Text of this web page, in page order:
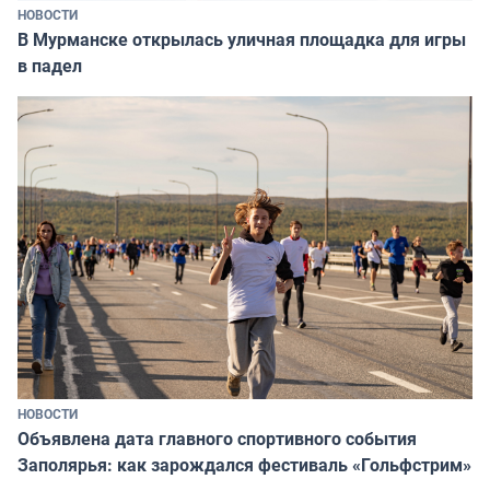
НОВОСТИ
В Мурманске открылась уличная площадка для игры
в падел
НОВОСТИ
Объявлена дата главного спортивного события
Заполярья: как зарождался фестиваль «Гольфстрим»